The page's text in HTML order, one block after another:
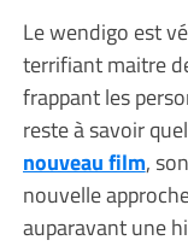
Le wendigo est
terrifiant maitre
frappant les
reste à savoir
nouveau film,
nouvelle
auparavant une